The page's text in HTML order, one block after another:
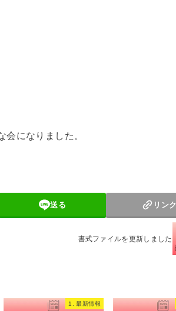
になりました。
送る リンク
書式ファイルを更新しました
1. 最新情報